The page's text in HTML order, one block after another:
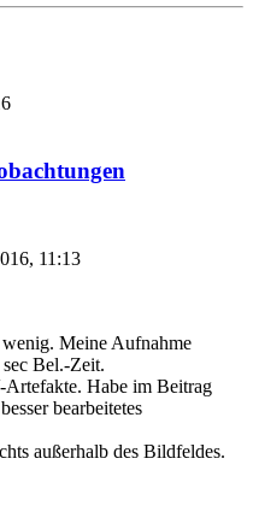
11:13
Meine Aufnahme
Bel.-Zeit.
Habe im Beitrag
bearbeitetes
außerhalb des Bildfeldes.